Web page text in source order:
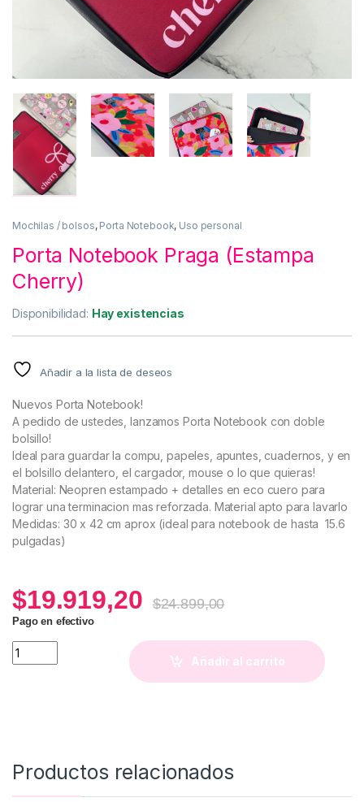
Mochilas / bolsos, Porta Notebook, Uso personal
Porta Notebook Praga (Estampa
Cherry)
Disponibilidad: Hay existencias
Añadir a la lista de deseos
Nuevos Porta Notebook!
A pedido de ustedes, lanzamos Porta Notebook con doble
bolsillo!
Ideal para guardar la compu, papeles, apuntes, cuadernos, y en
el bolsillo delantero, el cargador, mouse o lo que quieras!
Material: Neopren estampado + detalles en eco cuero para
lograr una terminacion mas reforzada. Material apto para lavarlo
Medidas: 30 x 42 cm aprox (ideal para notebook de hasta 15.6
pulgadas)
$19.919,20 $24.899,00
Pago en efectivo
Porta Notebook Praga (Estampa Cherry) quantity
Añadir al carrito
Productos relacionados